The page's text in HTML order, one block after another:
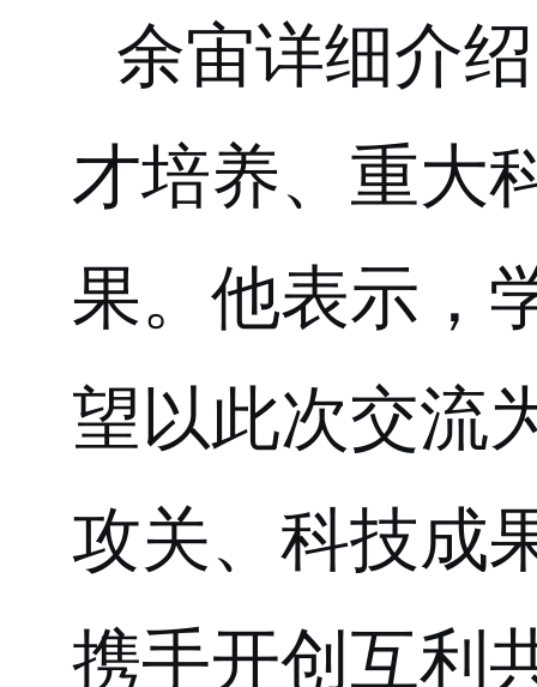
余宙详细介
才培养、重大
果。他表示，
望以此次交流
攻关、科技成
携手开创互利